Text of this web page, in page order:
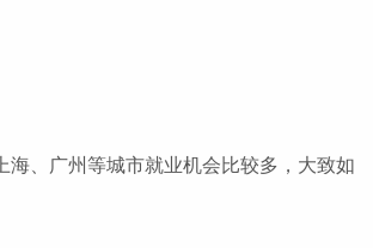
上海、广州等城市就业机会比较多，大致如